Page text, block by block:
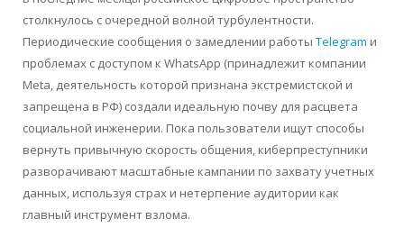
столкнулось с очередной волной турбулентности.
Периодические сообщения о замедлении работы Telegram и
проблемах с доступом к WhatsApp (принадлежит компании
Meta, деятельность которой признана экстремистской и
запрещена в РФ) создали идеальную почву для расцвета
социальной инженерии. Пока пользователи ищут способы
вернуть привычную скорость общения, киберпреступники
разворачивают масштабные кампании по захвату учетных
данных, используя страх и нетерпение аудитории как
главный инструмент взлома.